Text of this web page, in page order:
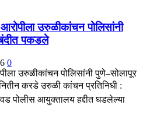
उरुळीकांचन पोलिसांनी
पकडले
0
उरुळीकांचन पोलिसांनी पुणे–सोलापूर
करडे उरुळी कांचन प्रतिनिधी :
पोलीस आयुक्तालय हद्दीत घडलेल्या